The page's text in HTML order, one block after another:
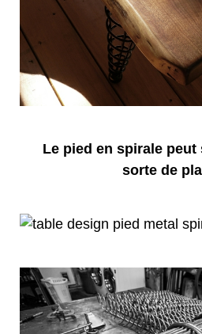
Le pied en spirale peut
sorte de